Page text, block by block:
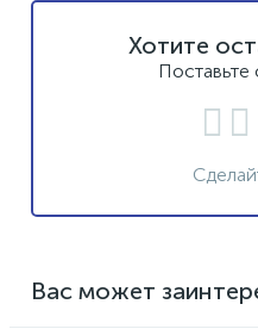
Хотите
Вас может